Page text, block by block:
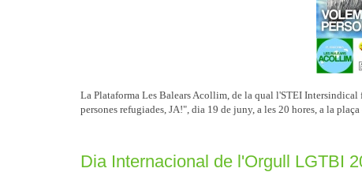
La Plataforma Les Balears Acollim, de la qual l'STEI
persones refugiades, JA!", dia 19 de juny, a les 20 hores, a la plaça
Dia Internacional de l'Orgull LGTBI